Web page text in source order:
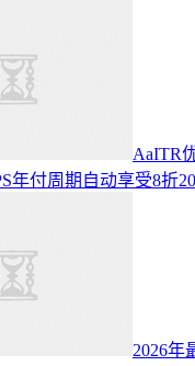
AaITR
年付周期自动享受8折
2026年